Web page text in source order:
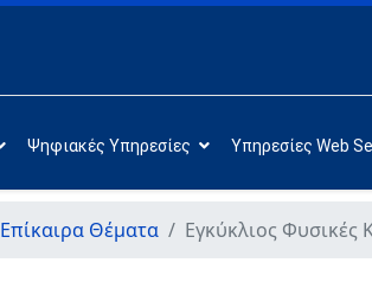
Ψηφιακές Υπηρεσίες Υπηρεσίες Web
Επίκαιρα Θέματα Εγκύκλιος